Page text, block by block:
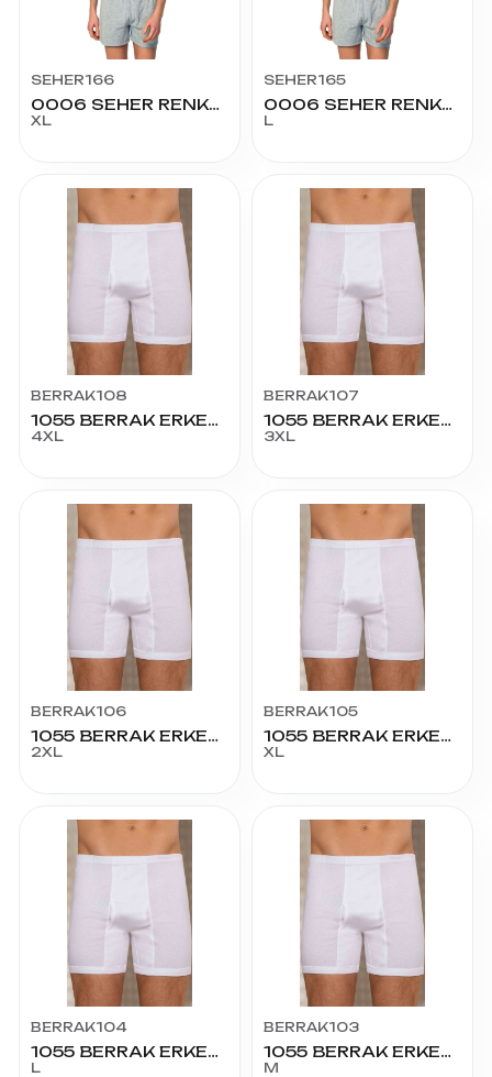
SEHER166
0006 SEHER RENKLİ ARJANTİN NO:5
XL
SEHER165
0006 SEHER RENKLİ ARJANTİN NO:4
L
BERRAK108
1055 BERRAK ERKEK LÜX PAÇALI KÜLOT 68 BEDEN
4XL
BERRAK107
1055 BERRAK ERKEK LÜX PAÇALI KÜLOT 64 BEDEN
3XL
BERRAK106
1055 BERRAK ERKEK LÜX PAÇALI KÜLOT 60 BEDEN
2XL
BERRAK105
1055 BERRAK ERKEK LÜX PAÇALI KÜLOT 56 BEDEN
XL
BERRAK104
1055 BERRAK ERKEK LÜX PAÇALI KÜLOT 54 BEDEN
L
BERRAK103
1055 BERRAK ERKEK LÜX PAÇALI KÜLOT 51 BEDEN
M